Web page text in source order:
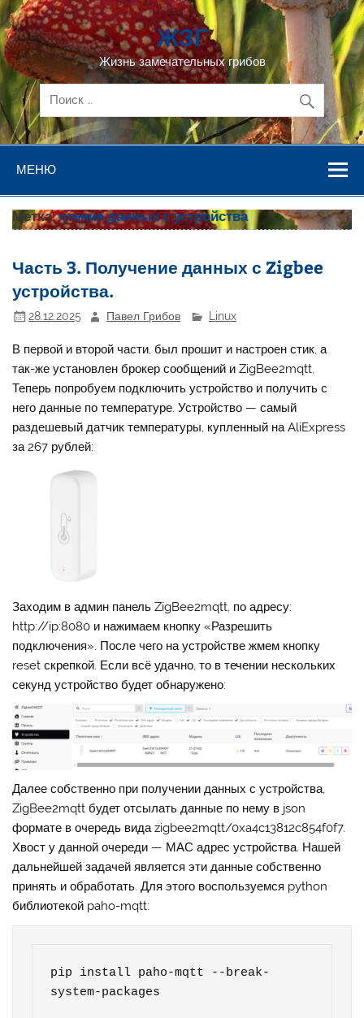
Перейти
к
содержимому
ЖЗГ
Жизнь замечательных грибов
МЕНЮ
Метка:чтение данных с устройства
Часть 3. Получение данных с Zigbee
устройства.
28.12.2025 Павел Грибов Linux
В первой и второй части, был прошит и настроен стик, а
так-же установлен брокер сообщений и ZigBee2mqtt,
Теперь попробуем подключить устройство и получить с
него данные по температуре. Устройство — самый
раздешевый датчик температуры, купленный на AliExpress
за 267 рублей:
Заходим в админ панель ZigBee2mqtt, по адресу:
http://ip:8080 и нажимаем кнопку «Разрешить
подключения». После чего на устройстве жмем кнопку
reset скрепкой. Если всё удачно, то в течении нескольких
секунд устройство будет обнаружено:
Далее собственно при получении данных с устройства,
ZigBee2mqtt будет отсылать данные по нему в json
формате в очередь вида zigbee2mqtt/0xa4c13812c854f0f7.
Хвост у данной очереди — МАС адрес устройства. Нашей
дальнейшей задачей является эти данные собственно
принять и обработать. Для этого воспользуемся python
библиотекой paho-mqtt:
pip install paho-mqtt --break-
system-packages